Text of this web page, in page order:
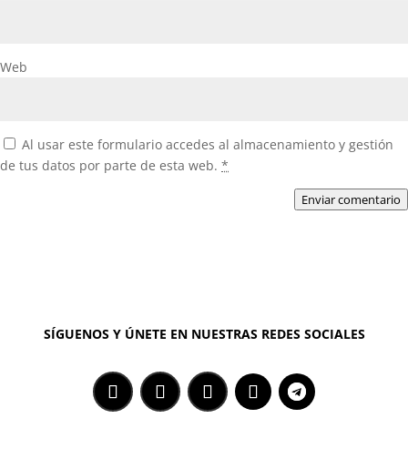
Web
Al usar este formulario accedes al almacenamiento y gestión
de tus datos por parte de esta web. *
Enviar comentario
SÍGUENOS Y ÚNETE EN NUESTRAS REDES SOCIALES